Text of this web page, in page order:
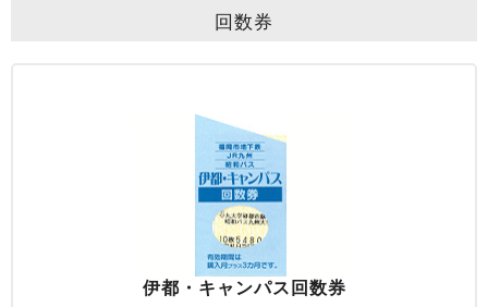
回数券
伊都・キャンパス回数券